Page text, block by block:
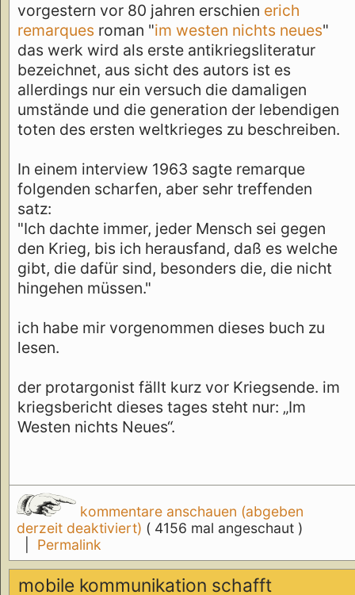
vorgestern vor 80 jahren erschien erich
remarques roman "im westen nichts neues"
das werk wird als erste antikriegsliteratur
bezeichnet, aus sicht des autors ist es
allerdings nur ein versuch die damaligen
umstände und die generation der lebendigen
toten des ersten weltkrieges zu beschreiben.
In einem interview 1963 sagte remarque
folgenden scharfen, aber sehr treffenden
satz:
"Ich dachte immer, jeder Mensch sei gegen
den Krieg, bis ich herausfand, daß es welche
gibt, die dafür sind, besonders die, die nicht
hingehen müssen."
ich habe mir vorgenommen dieses buch zu
lesen.
der protargonist fällt kurz vor Kriegsende. im
kriegsbericht dieses tages steht nur: „Im
Westen nichts Neues“.
kommentare anschauen (abgeben
derzeit deaktiviert) ( 4156 mal angeschaut )
Permalink
mobile kommunikation schafft